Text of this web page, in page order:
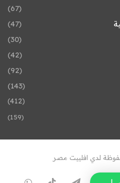
(67)
(47)
(30)
(42)
(92)
(143)
(412)
(159)
لدي افلييت مصر